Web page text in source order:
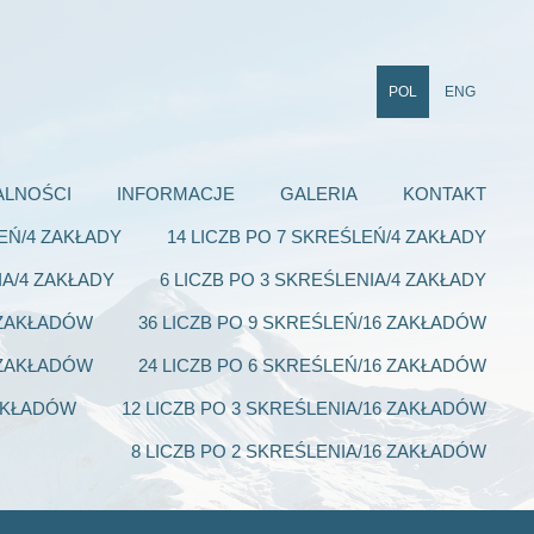
INFORMACJE GALERIA KONTAKT
4 ZAKŁADY 14 LICZB PO 7 SKREŚLEŃ/4 ZAKŁADY
4 ZAKŁADY 6 LICZB PO 3 SKREŚLENIA/4 ZAKŁADY
36 LICZB PO 9 SKREŚLEŃ/16 ZAKŁADÓW
24 LICZB PO 6 SKREŚLEŃ/16 ZAKŁADÓW
12 LICZB PO 3 SKREŚLENIA/16 ZAKŁADÓW
8 LICZB PO 2 SKREŚLENIA/16 ZAKŁADÓW
POL ENG